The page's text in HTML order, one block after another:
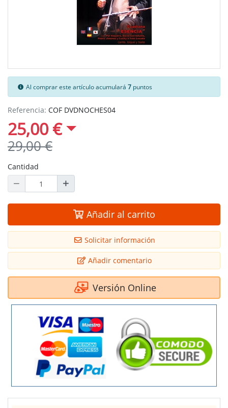
Al comprar este artículo acumulará7 puntos
Referencia: COF DVDNOCHES04
25,00 €
29,00 €
Cantidad
Añadir al carrito
Solicitar información
Añadir comentario
Versión Online